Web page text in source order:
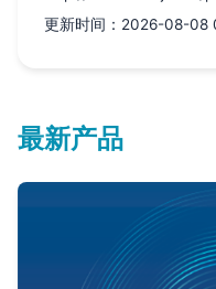
更新时间：2026-08-08
最新产品